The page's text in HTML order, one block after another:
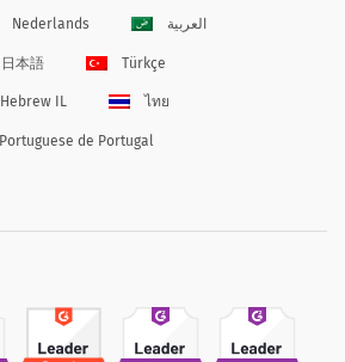
Nederlands العربية
日本語 Türkçe
Hebrew IL ไทย
Portuguese de Portugal